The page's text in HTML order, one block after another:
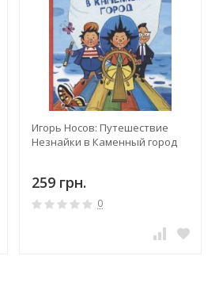
Игорь Носов: Путешествие
Незнайки в Каменный город
259 грн.
0